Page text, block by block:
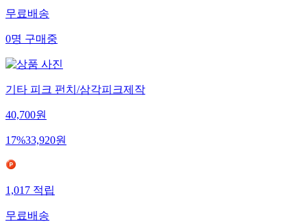
무료배송
0명 구매중
기타 피크 펀치/삼각피크제작
40,700원
17%33,920원
1,017 적립
무료배송